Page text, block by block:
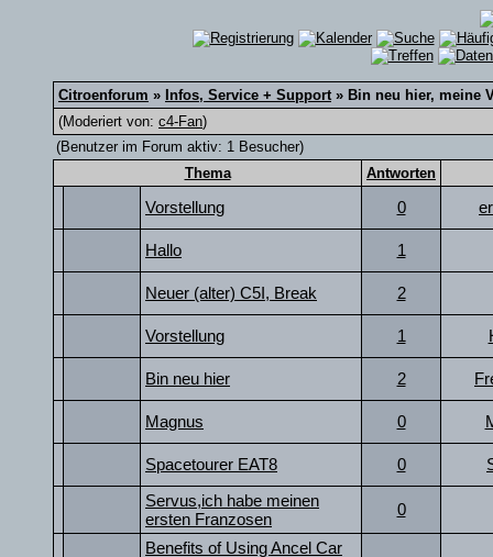
Citroenforum » Infos, Service + Support» Bin neu hier, meine
(Moderiert von: c4-Fan)
(Benutzer im Forum aktiv: 1 Besucher)
Thema
Antworten
Vorstellung 0
Hallo 1
Neuer (alter) C5I, Break 2
Vorstellung 1
Bin neu hier 2
Magnus 0
Spacetourer EAT8 0
Servus,ich habe meinen
ersten Franzosen
0
Benefits of Using Ancel Car